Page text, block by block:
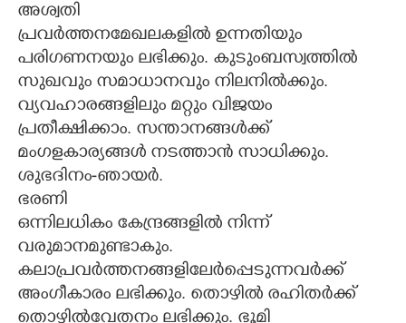
അശ്വതി
പ്രവർത്തനമേഖലകളിൽ ഉന്നതിയും
പരിഗണനയും ലഭിക്കും. കുടുംബസ്വത്തിൽ
സുഖവും സമാധാനവും നിലനിൽക്കും.
വ്യവഹാരങ്ങളിലും മറ്റും വിജയം
പ്രതീക്ഷിക്കാം. സന്താനങ്ങൾക്ക്
മംഗളകാര്യങ്ങൾ നടത്താൻ സാധിക്കും.
ശുഭദിനം-ഞായർ.
ഭരണി
ഒന്നിലധികം കേന്ദ്രങ്ങളിൽ നിന്ന്
വരുമാനമുണ്ടാകും.
കലാപ്രവർത്തനങ്ങളിലേർപ്പെടുന്നവർക്ക്
അംഗീകാരം ലഭിക്കും. തൊഴിൽ രഹിതർക്ക്